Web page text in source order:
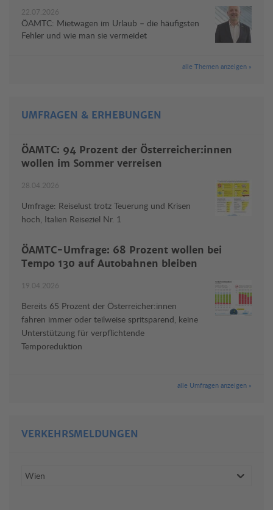
22.07.2026
ÖAMTC: Mietwagen im Urlaub – die häufigsten
Fehler und wie man sie vermeidet
alle Themen anzeigen »
UMFRAGEN & ERHEBUNGEN
ÖAMTC: 94 Prozent der Österreicher:innen
wollen im Sommer verreisen
28.04.2026
Umfrage: Reiselust trotz Teuerung und Krisen
hoch, Italien Reiseziel Nr. 1
ÖAMTC-Umfrage: 68 Prozent wollen bei
Tempo 130 auf Autobahnen bleiben
19.04.2026
Bereits 65 Prozent der Österreicher:innen
fahren immer oder teilweise spritsparend, keine
Unterstützung für verpflichtende
Temporeduktion
alle Umfragen anzeigen »
VERKEHRSMELDUNGEN